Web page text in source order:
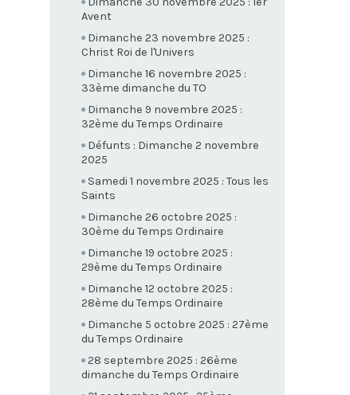
Avent
Dimanche 23 novembre 2025 :
Christ Roi de l'Univers
Dimanche 16 novembre 2025 :
33ème dimanche du TO
Dimanche 9 novembre 2025 :
32ème du Temps Ordinaire
Défunts : Dimanche 2 novembre
2025
Samedi 1 novembre 2025 : Tous les
Saints
Dimanche 26 octobre 2025 :
30ème du Temps Ordinaire
Dimanche 19 octobre 2025 :
29ème du Temps Ordinaire
Dimanche 12 octobre 2025 :
28ème du Temps Ordinaire
Dimanche 5 octobre 2025 : 27ème
du Temps Ordinaire
28 septembre 2025 : 26ème
dimanche du Temps Ordinaire